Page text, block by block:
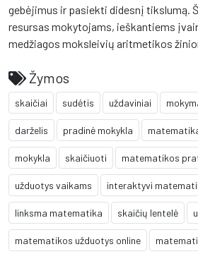
gebėjimus ir pasiekti didesnį tikslumą.
resursas mokytojams, ieškantiems
medžiagos moksleivių aritmetikos
Žymos
skaičiai sudėtis uždaviniai
darželis pradinė mokykla
mokykla skaičiuoti matematikos
užduotys vaikams interaktyvi
linksma matematika skaičių lentelė
matematikos užduotys online